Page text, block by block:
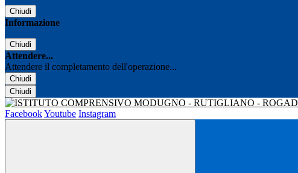
Chiudi
Informazione
Chiudi
Attendere...
Attendere il completamento dell'operazione...
Chiudi
Chiudi
FacebookYoutube Instagram